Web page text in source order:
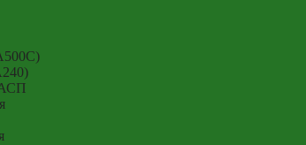
АСП